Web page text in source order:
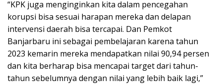
“KPK juga menginginkan kita dalam pencegahan
korupsi bisa sesuai harapan mereka dan delapan
intervensi daerah bisa tercapai. Dan Pemkot
Banjarbaru ini sebagai pembelajaran karena tahun
2023 kemarin mereka mendapatkan nilai 90,94 persen
dan kita berharap bisa mencapai target dari tahun-
tahun sebelumnya dengan nilai yang lebih baik lagi,”